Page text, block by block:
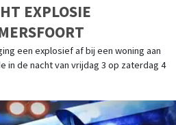
EXPLOSIE
een explosief af bij een woning aan
in de nacht van vrijdag 3 op zaterdag 4